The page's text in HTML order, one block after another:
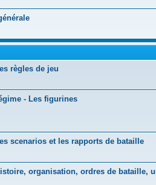
règles de jeu
- Les figurines
scenarios et les rapports de bataille
organisation, ordres de bataille,